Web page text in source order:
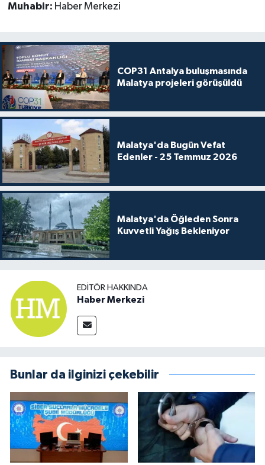
Muhabir: Haber Merkezi
COP31 Antalya buluşmasında
Malatya projeleri görüşüldü
Malatya'da Bugün Vefat
Edenler - 25 Temmuz 2026
Malatya'da Öğleden Sonra
Kuvvetli Yağış Bekleniyor
EDITÖR HAKKINDA
Haber Merkezi
Bunlar da ilginizi çekebilir